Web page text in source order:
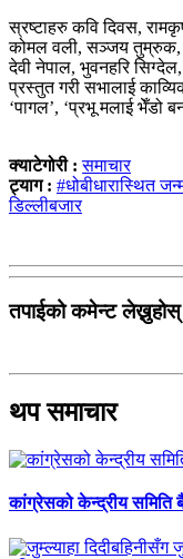
स्रष्टाहरु कवि दिवस,
कोमल वली, सञ्जय तुम्रुक,
देवी नेपाल, भुवनहरि
प्रस्तुत गरी सभालाई
‘पागल’, ‘प्रभू मलाई भेँडो
क्याटेगोरी :समाचार
ट्याग : #धोबीधारास्थित
डिल्लीबजार
तपाईको कमेन्ट लेख्नुहोस्
थप समाचार
कांग्रेसको केन्द्रीय